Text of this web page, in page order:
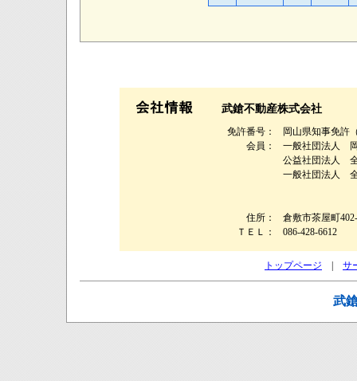
武鎗不動産株式会社
免許番号：
岡山県知事免許
会員：
一般社団法人
公益社団法人
一般社団法人
住所：
倉敷市茶屋町
ＴＥＬ：
086-428-6612
トップページ サ
武